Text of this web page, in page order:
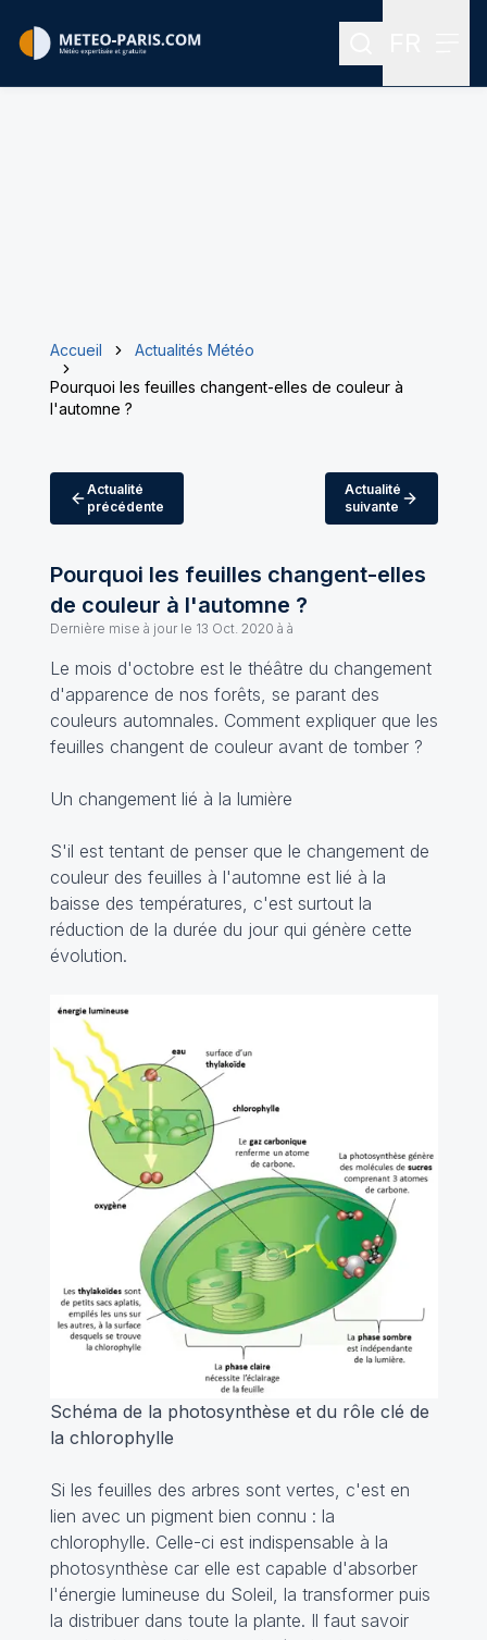
Rechercher
Accueil
Actualités Météo
Pourquoi les feuilles changent-elles de couleur à
l'automne ?
Actualité
précédente
Actualité
suivante
Pourquoi les feuilles changent-elles
de couleur à l'automne ?
Dernière mise à jour le 13 Oct. 2020 à à
Le mois d'octobre est le théâtre du changement
d'apparence de nos forêts, se parant des
couleurs automnales. Comment expliquer que les
feuilles changent de couleur avant de tomber ?
Un changement lié à la lumière
S'il est tentant de penser que le changement de
couleur des feuilles à l'automne est lié à la
baisse des températures, c'est surtout la
réduction de la durée du jour qui génère cette
évolution.
Schéma de la photosynthèse et du rôle clé de
la chlorophylle
Si les feuilles des arbres sont vertes, c'est en
lien avec un pigment bien connu : la
chlorophylle. Celle-ci est indispensable à la
photosynthèse car elle est capable d'absorber
l'énergie lumineuse du Soleil, la transformer puis
la distribuer dans toute la plante. Il faut savoir